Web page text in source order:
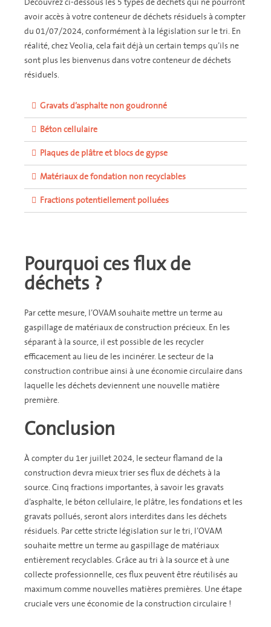
avoir accès à votre conteneur de déchets résiduels à compter
du 01/07/2024, conformément à la législation sur le tri. En
réalité, chez Veolia, cela fait déjà un certain temps qu’ils ne
sont plus les bienvenus dans votre conteneur de déchets
résiduels.
Gravats d’asphalte non goudronné
Béton cellulaire
Plaques de plâtre et blocs de gypse
Matériaux de fondation non recyclables
Fractions potentiellement polluées
Pourquoi ces flux de
déchets ?
Par cette mesure, l’OVAM souhaite mettre un terme au
gaspillage de matériaux de construction précieux. En les
séparant à la source, il est possible de les recycler
efficacement au lieu de les incinérer. Le secteur de la
construction contribue ainsi à une économie circulaire dans
laquelle les déchets deviennent une nouvelle matière
première.
Conclusion
À compter du 1er juillet 2024, le secteur flamand de la
construction devra mieux trier ses flux de déchets à la
source. Cinq fractions importantes, à savoir les gravats
d’asphalte, le béton cellulaire, le plâtre, les fondations et les
gravats pollués, seront alors interdites dans les déchets
résiduels. Par cette stricte législation sur le tri, l’OVAM
souhaite mettre un terme au gaspillage de matériaux
entièrement recyclables. Grâce au tri à la source et à une
collecte professionnelle, ces flux peuvent être réutilisés au
maximum comme nouvelles matières premières. Une étape
cruciale vers une économie de la construction circulaire !